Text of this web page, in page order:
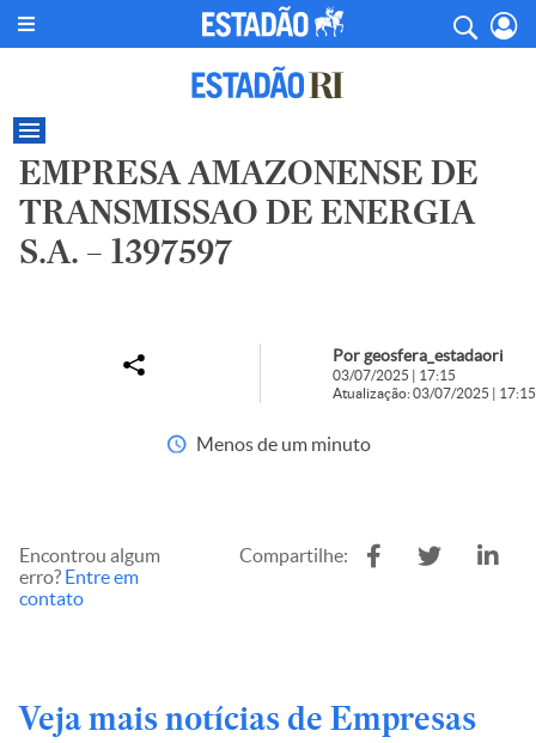
EMPRESA AMAZONENSE DE
TRANSMISSAO DE ENERGIA
S.A. – 1397597
Por geosfera_estadaori
03/07/2025 | 17:15
Atualização: 03/07/2025 | 17:15
Menos de um minuto
Encontrou algum
erro? Entre em
contato
Compartilhe:
Veja mais notícias de Empresas